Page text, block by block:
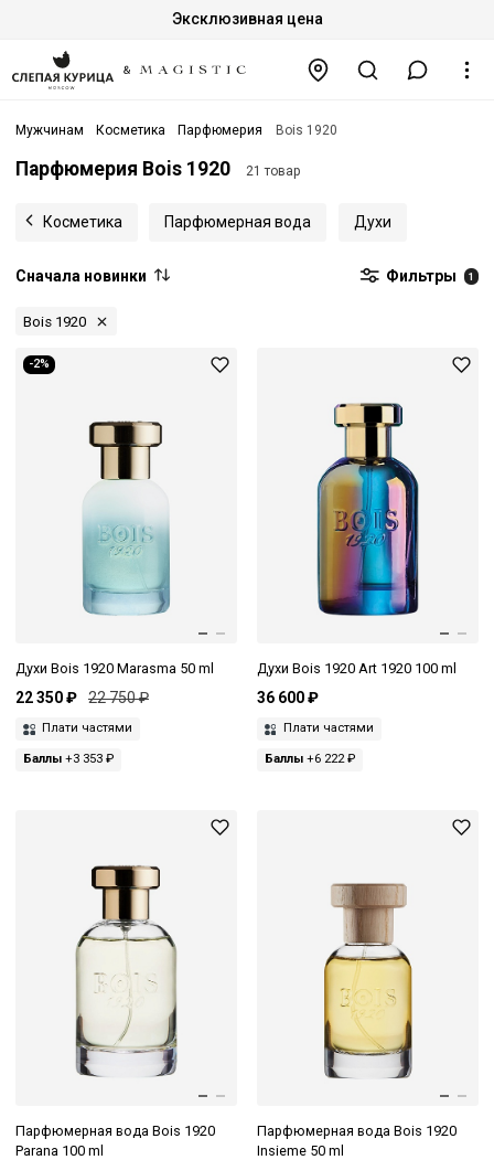
Эксклюзивная цена
Мужчинам Косметика Парфюмерия Bois 1920
Парфюмерия Bois 1920 21 товар
Косметика Парфюмерная вода Духи
Сначала новинки Фильтры 1
Bois 1920
-2%
Духи Bois 1920 Marasma 50 ml
22 350 ₽ 22 750 ₽
Плати частями
Баллы +3 353 ₽
Духи Bois 1920 Art 1920 100 ml
36 600 ₽
Плати частями
Баллы+6 222 ₽
Парфюмерная вода Bois 1920
Parana 100 ml
Парфюмерная вода Bois 1920
Insieme 50 ml